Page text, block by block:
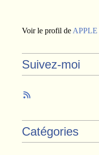
Voir le profil de APPLE
Suivez-moi
Catégories